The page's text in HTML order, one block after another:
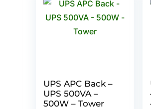
UPS APC Back –
UPS 500VA –
500W – Tower